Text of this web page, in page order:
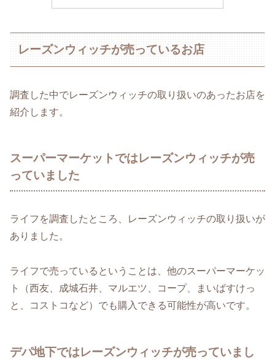
レーズンウィッチが売っているお店
調査した中でレーズンウィッチの取り扱いのあったお店を
紹介します。
スーパーマーケットではレーズンウィッチが売
っていました
ライフを調査したところ、レーズンウィッチの取り扱いが
ありました。
ライフで売っているということは、他のスーパーマーケッ
ト（西友、成城石井、マルエツ、コープ、まいばすけっ
と、コストコなど）でも購入できる可能性が高いです。
デパ地下ではレーズンウィッチが売っていまし